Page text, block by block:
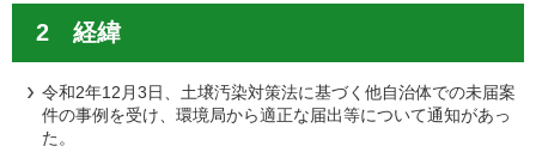
2 経緯
令和2年12月3日、土壌汚染対策法に基づく他自治体での未届案
件の事例を受け、環境局から適正な届出等について通知があっ
た。